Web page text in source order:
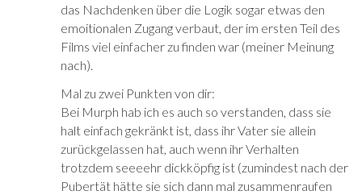
das Nachdenken über die Logik sogar etwas den
emoitionalen Zugang verbaut, der im ersten Teil des
Films viel einfacher zu finden war (meiner Meinung
nach).
Mal zu zwei Punkten von dir:
Bei Murph hab ich es auch so verstanden, dass sie
halt einfach gekränkt ist, dass ihr Vater sie allein
zurückgelassen hat, auch wenn ihr Verhalten
trotzdem seeeehr dickköpfig ist (zumindest nach der
Pubertät hätte sie sich dann mal zusammenraufen